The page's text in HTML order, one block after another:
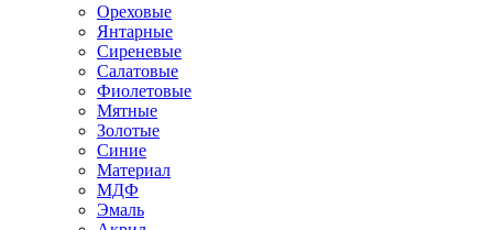
Ореховые
Янтарные
Сиреневые
Салатовые
Фиолетовые
Мятные
Золотые
Синие
Материал
МДФ
Эмаль